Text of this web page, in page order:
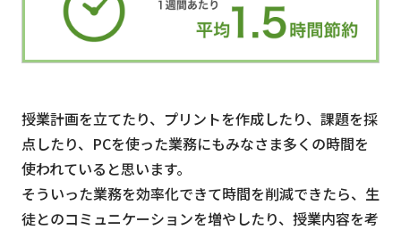
授業計画を立てたり、プリントを作成したり、課題を採
点したり、PCを使った業務にもみなさま多くの時間を
使われていると思います。
そういった業務を効率化できて時間を削減できたら、生
徒とのコミュニケーションを増やしたり、授業内容を考